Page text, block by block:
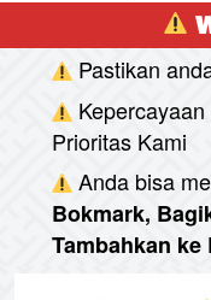
Pastikan
Prioritas Kami
Anda bisa
Bokmark,
Tambahkan ke